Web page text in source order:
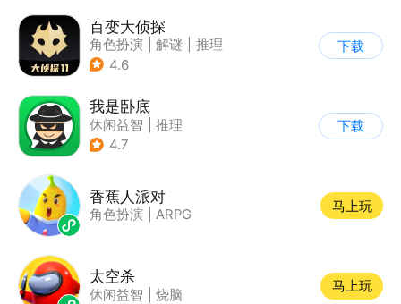
百变大侦探
角色扮演 解谜
推理
| 派对游戏
4.6
下载
我是卧底
休闲益智
推理
| 派对游戏
4.7
下载
香蕉人派对
角色扮演 ARPG
马上玩
太空杀
休闲益智 烧脑
马上玩